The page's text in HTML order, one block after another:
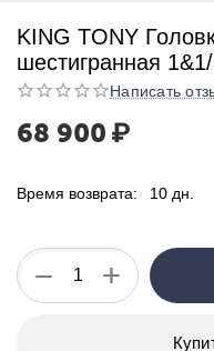
KING TONY
шестигранная
Написать
68 900 ₽
Время возврата: 10 дн.
+
−